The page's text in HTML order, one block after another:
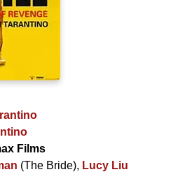
Films
(The Bride), Lucy Liu